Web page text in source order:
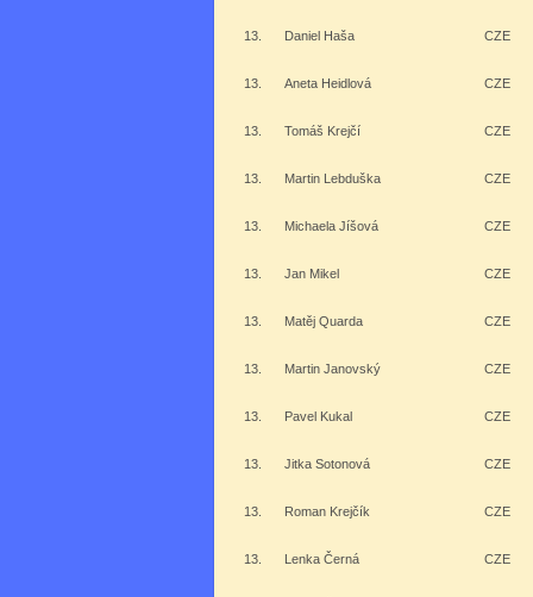
13. Daniel Haša CZE
13. Aneta Heidlová CZE
13. Tomáš Krejčí CZE
13. Martin Lebduška CZE
13. Michaela Jíšová CZE
13. Jan Mikel CZE
13. Matěj Quarda CZE
13. Martin Janovský CZE
13. Pavel Kukal CZE
13. Jitka Sotonová CZE
13. Roman Krejčík CZE
13. Lenka Černá CZE